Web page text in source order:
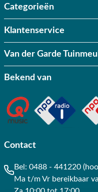
Categorieën
Klantenservice
Van der Garde
Bekend van
Contact
Bel: 0488 - 441220
Ma t/m Vr bereikbaar